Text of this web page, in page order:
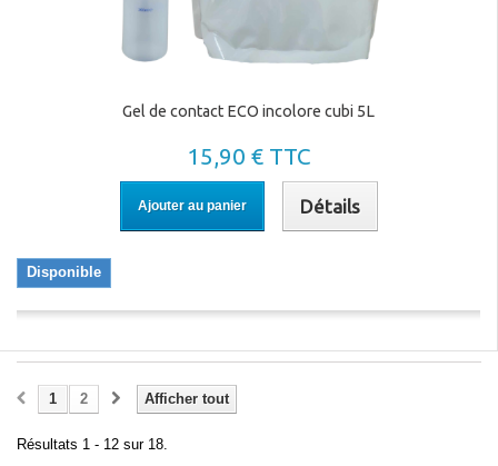
Gel de contact ECO incolore cubi 5L
15,90 € TTC
Ajouter au panier Détails
Disponible
Afficher tout
1 2
Résultats 1 - 12 sur 18.